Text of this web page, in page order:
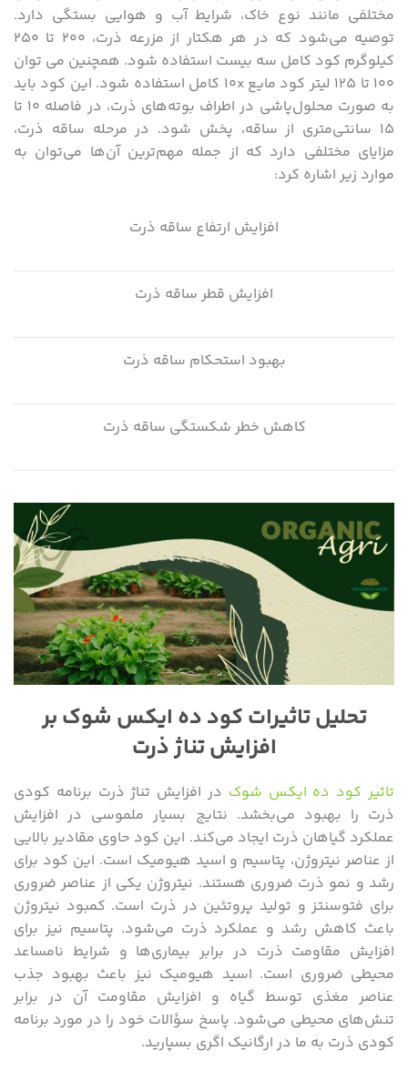
مختلفی مانند نوع خاک، شرایط آب و هوایی بستگی دارد.
توصیه می‌شود که در هر هکتار از مزرعه ذرت، ۲۰۰ تا ۲۵۰
کیلوگرم کود کامل سه بیست استفاده شود. همچنین می توان
۱۰۰ تا ۱۲۵ لیتر کود مایع ۱۰x کامل استفاده شود. این کود باید
به صورت محلول‌پاشی در اطراف بوته‌های ذرت، در فاصله ۱۰ تا
۱۵ سانتی‌متری از ساقه، پخش شود. در مرحله ساقه ذرت،
مزایای مختلفی دارد که از جمله مهم‌ترین آن‌ها می‌توان به
موارد زیر اشاره کرد:
افزایش ارتفاع ساقه ذرت
افزایش قطر ساقه ذرت
بهبود استحکام ساقه ذرت
کاهش خطر شکستگی ساقه ذرت
تحلیل تاثیرات کود ده ایکس شوک بر
افزایش تناژ ذرت
تاثیر کود ده ایکس شوک در افزایش تناژ ذرت برنامه کودی
ذرت را بهبود می‌بخشد. نتایج بسیار ملموسی در افزایش
عملکرد گیاهان ذرت ایجاد می‌کند. این کود حاوی مقادیر بالایی
از عناصر نیتروژن، پتاسیم و اسید هیومیک است. این کود برای
رشد و نمو ذرت ضروری هستند. نیتروژن یکی از عناصر ضروری
برای فتوسنتز و تولید پروتئین در ذرت است. کمبود نیتروژن
باعث کاهش رشد و عملکرد ذرت می‌شود. پتاسیم نیز برای
افزایش مقاومت ذرت در برابر بیماری‌ها و شرایط نامساعد
محیطی ضروری است. اسید هیومیک نیز باعث بهبود جذب
عناصر مغذی توسط گیاه و افزایش مقاومت آن در برابر
تنش‌های محیطی می‌شود. پاسخ سؤالات خود را در مورد برنامه
کودی ذرت به ما در ارگانیک اگری بسپارید.